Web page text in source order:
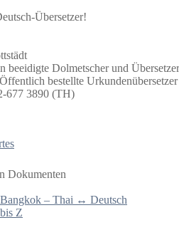
Übersetzer!
beeidigte Dolmetscher und Übersetzer
bestellte Urkundenübersetzer
677 3890 (TH)
Dokumenten
– Thai ↔ Deutsch
Z